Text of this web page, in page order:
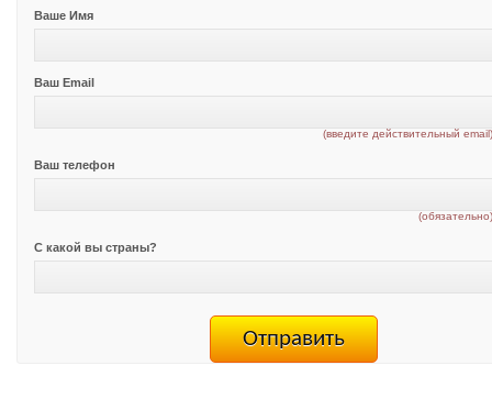
Ваше Имя
Ваш Email
(введите действительный
Ваш телефон
С какой вы страны?